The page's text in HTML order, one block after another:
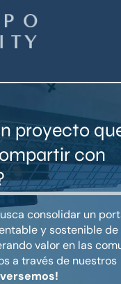
proyecto
con
consolidar un
y sostenible de
valor en las
a través de nuestros